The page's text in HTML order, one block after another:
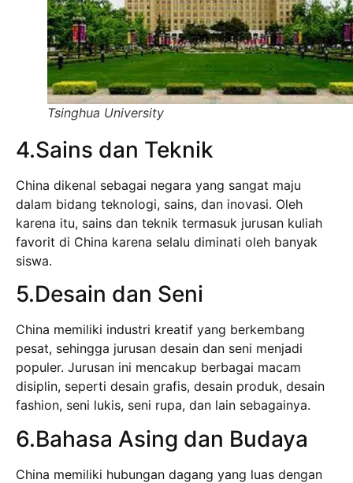
Tsinghua University
4.Sains dan Teknik
China dikenal sebagai negara yang sangat maju
dalam bidang teknologi, sains, dan inovasi. Oleh
karena itu, sains dan teknik termasuk jurusan kuliah
favorit di China karena selalu diminati oleh banyak
siswa.
5.Desain dan Seni
China memiliki industri kreatif yang berkembang
pesat, sehingga jurusan desain dan seni menjadi
populer. Jurusan ini mencakup berbagai macam
disiplin, seperti desain grafis, desain produk, desain
fashion, seni lukis, seni rupa, dan lain sebagainya.
6.Bahasa Asing dan Budaya
China memiliki hubungan dagang yang luas dengan